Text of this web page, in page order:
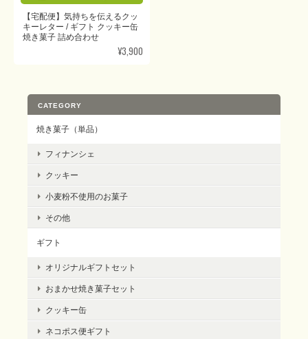
【宅配便】気持ちを伝えるクッ
キーレター / ギフト クッキー缶
焼き菓子 詰め合わせ
¥3,900
CATEGORY
焼き菓子（単品）
フィナンシェ
クッキー
小麦粉不使用のお菓子
その他
ギフト
オリジナルギフトセット
おまかせ焼き菓子セット
クッキー缶
ネコポス便ギフト